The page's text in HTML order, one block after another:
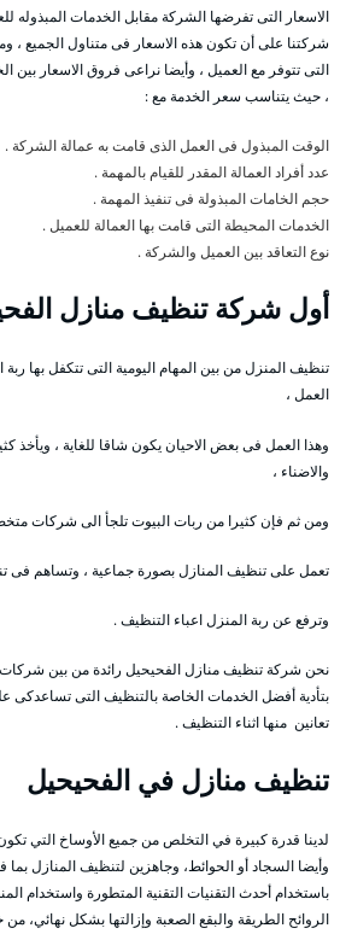
الاسعار التى تفرضها الشركة مقابل الخدمات المبذوله
شركتنا على أن تكون هذه الاسعار فى متناول الجميع ،
التى تتوفر مع العميل ، وأيضا نراعى فروق الاسعار بين
، حيث يتناسب سعر الخدمة مع :
الوقت المبذول فى العمل الذى قامت به عمالة الشركة .
عدد أفراد العمالة المقدر للقيام بالمهمة .
حجم الخامات المبذولة فى تنفيذ المهمة .
الخدمات المحيطة التى قامت بها العمالة للعميل .
نوع التعاقد بين العميل والشركة .
أول شركة تنظيف منازل
تنظيف المنزل من بين المهام اليومية التى تتكفل بها ربة
العمل ،
وهذا العمل فى بعض الاحيان يكون شاقا للغاية ، ويأخذ
والاضناء ،
ومن ثم فإن كثيرا من ربات البيوت تلجأ الى شركات
تعمل على تنظيف المنازل بصورة جماعية ، وتساهم فى
وترفع عن ربة المنزل اعباء التنظيف .
نحن شركة تنظيف منازل الفحيحيل رائدة من بين شركات
بتأدية أفضل الخدمات الخاصة بالتنظيف التى تساعدكى
تعانين منها اثناء التنظيف .
تنظيف منازل في الفحيحيل
لدينا قدرة كبيرة في التخلص من جميع الأوساخ التي
وأيضا السجاد أو الحوائط، وجاهزين لتنظيف المنازل بما
باستخدام أحدث التقنيات التقنية المتطورة واستخدام
الروائح الطريقة والبقع الصعبة وإزالتها بشكل نهائي،